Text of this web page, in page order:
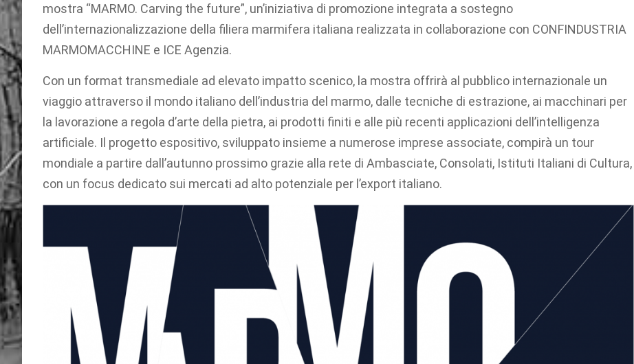
mostra “MARMO. Carving the future”, un’iniziativa di promozione integrata a sostegno
dell’internazionalizzazione della filiera marmifera italiana realizzata in collaborazione con CONFINDUSTRIA
MARMOMACCHINE e ICE Agenzia.
Con un format transmediale ad elevato impatto scenico, la mostra offrirà al pubblico internazionale un
viaggio attraverso il mondo italiano dell’industria del marmo, dalle tecniche di estrazione, ai macchinari per
la lavorazione a regola d’arte della pietra, ai prodotti finiti e alle più recenti applicazioni dell’intelligenza
artificiale. Il progetto espositivo, sviluppato insieme a numerose imprese associate, compirà un tour
mondiale a partire dall’autunno prossimo grazie alla rete di Ambasciate, Consolati, Istituti Italiani di Cultura,
con un focus dedicato sui mercati ad alto potenziale per l’export italiano.